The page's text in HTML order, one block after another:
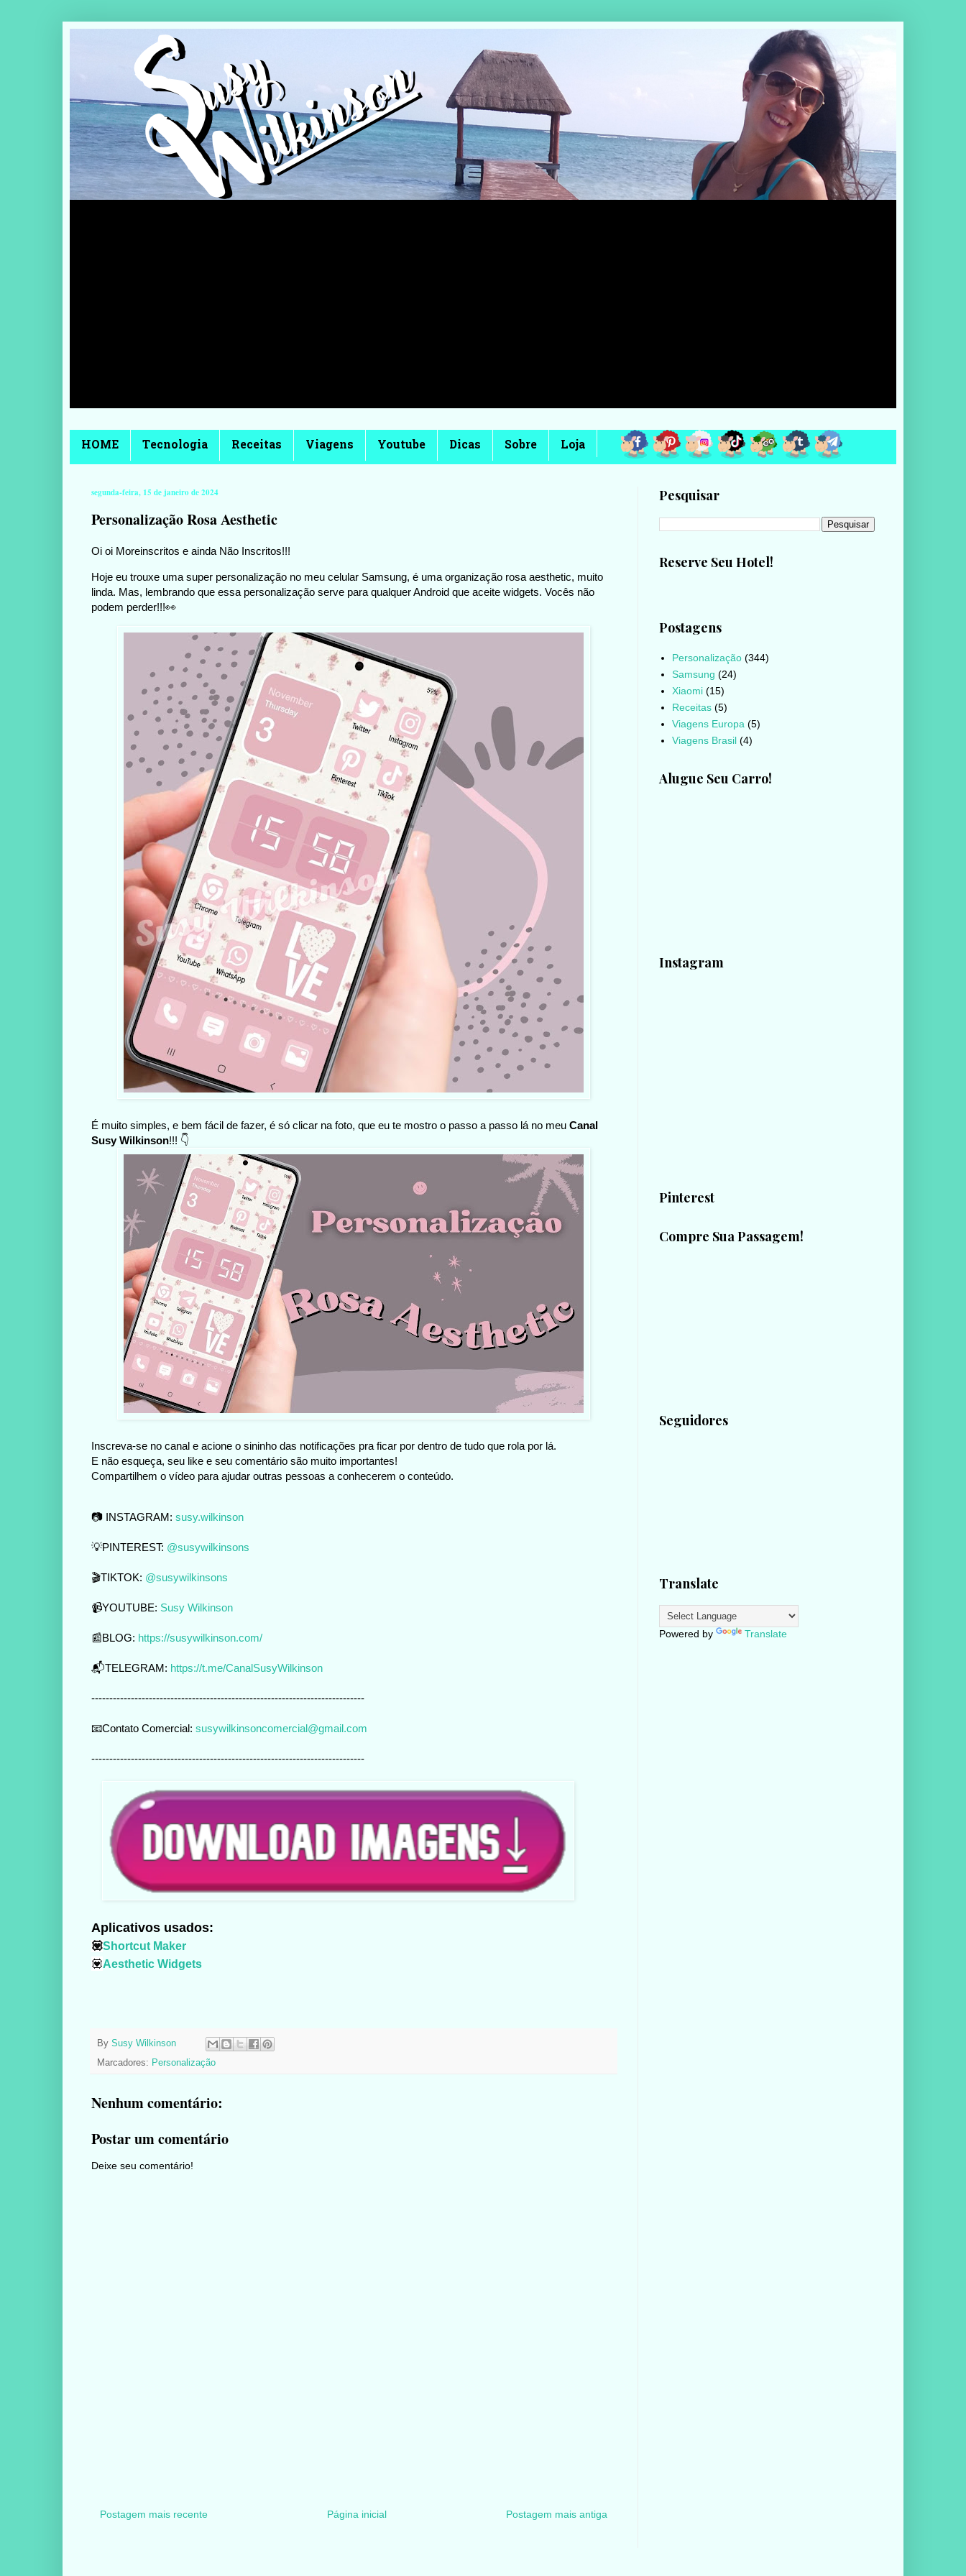
HOME Tecnologia Receitas Viagens Youtube Dicas Sobre Loja
segunda-feira, 15 de janeiro de 2024
Personalização Rosa Aesthetic
Oi oi Moreinscritos e ainda Não Inscritos!!!
Hoje eu trouxe uma super personalização no meu celular Samsung, é uma organização rosa aesthetic, muito
linda. Mas, lembrando que essa personalização serve para qualquer Android que aceite widgets. Vocês não
podem perder!!!👀
É muito simples, e bem fácil de fazer, é só clicar na foto, que eu te mostro o passo a passo lá no meu Canal
Susy Wilkinson!!! 👇
Inscreva-se no canal e acione o sininho das notificações pra ficar por dentro de tudo que rola por lá.
E não esqueça, seu like e seu comentário são muito importantes!
Compartilhem o vídeo para ajudar outras pessoas a conhecerem o conteúdo.
📷 INSTAGRAM: susy.wilkinson
💡PINTEREST: @susywilkinsons
🎬TIKTOK: @susywilkinsons
📹YOUTUBE: Susy Wilkinson
📰BLOG: https://susywilkinson.com/
📬TELEGRAM: https://t.me/CanalSusyWilkinson
----------------------------------------------------------------------------
📧Contato Comercial: susywilkinsoncomercial@gmail.com
----------------------------------------------------------------------------
Aplicativos usados:
💟Shortcut Maker
💟Aesthetic Widgets
By Susy Wilkinson
Marcadores: Personalização
Nenhum comentário:
Postar um comentário
Deixe seu comentário!
Postagem mais recente Postagem mais antiga
Página inicial
Pesquisar
Reserve Seu Hotel!
Postagens
Personalização (344)
Samsung (24)
Xiaomi (15)
Receitas (5)
Viagens Europa (5)
Viagens Brasil (4)
Alugue Seu Carro!
Instagram
Pinterest
Compre Sua Passagem!
Seguidores
Translate
Powered by Translate